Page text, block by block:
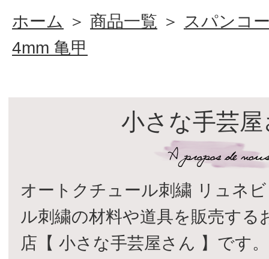
ホーム ＞ 商品一覧 ＞
スパンコ
4mm 亀甲
小さな手芸
オートクチュール刺繍 リュネビ
ル刺繍の材料や道具を販売する
店【 小さな手芸屋さん 】です。